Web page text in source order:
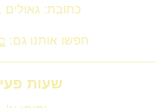
כתובת: גאולים 1 גאולים
חפשו אותנו גם:
שעות